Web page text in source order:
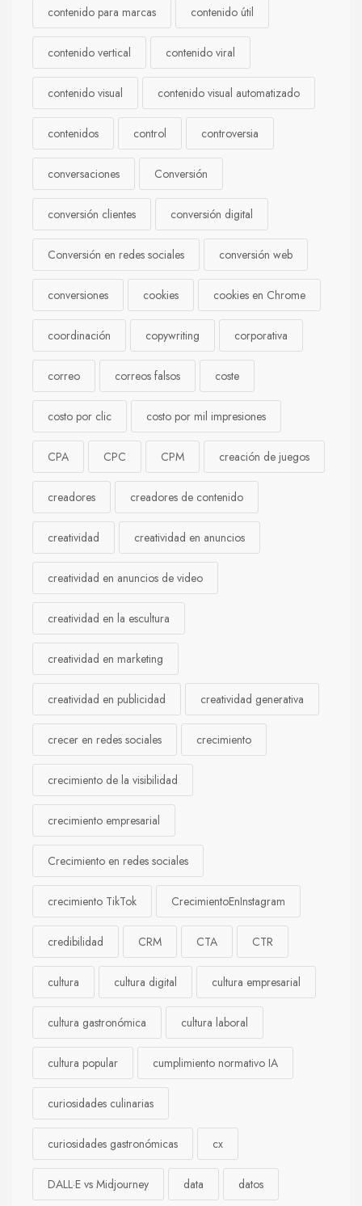
contenido para marcas contenido útil
contenido vertical contenido viral
contenido visual contenido visual automatizado
contenidos control controversia
conversaciones Conversión
conversión clientes conversión digital
Conversión en redes sociales conversión web
conversiones cookies cookies en Chrome
coordinación copywriting corporativa
correo correos falsos coste
costo por clic costo por mil impresiones
CPA CPC CPM creación de juegos
creadores creadores de contenido
creatividad creatividad en anuncios
creatividad en anuncios de video
creatividad en la escultura
creatividad en marketing
creatividad en publicidad creatividad generativa
crecer en redes sociales crecimiento
crecimiento de la visibilidad
crecimiento empresarial
Crecimiento en redes sociales
crecimiento TikTok CrecimientoEnInstagram
credibilidad CRM CTA CTR
cultura cultura digital cultura empresarial
cultura gastronómica cultura laboral
cultura popular cumplimiento normativo IA
curiosidades culinarias
curiosidades gastronómicas cx
DALL·E vs Midjourney data datos